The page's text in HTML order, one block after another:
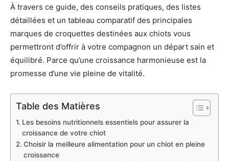
À travers ce guide, des conseils pratiques, des listes
détaillées et un tableau comparatif des principales
marques de croquettes destinées aux chiots vous
permettront d’offrir à votre compagnon un départ sain et
équilibré. Parce qu’une croissance harmonieuse est la
promesse d’une vie pleine de vitalité.
Table des Matières
Les besoins nutritionnels essentiels pour assurer la
croissance de votre chiot
Choisir la meilleure alimentation pour un chiot en pleine
croissance